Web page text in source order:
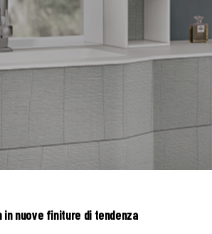
in nuove finiture di tendenza